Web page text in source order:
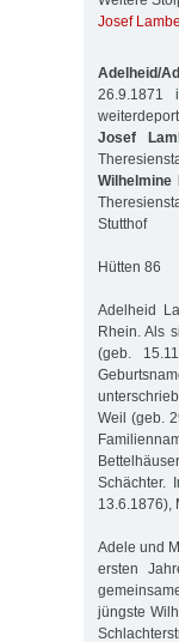
Josef
Adelheid/
26.9.1871
Josef
Wilhelmine
Stutthof
Hütten 86
Adelheid
Rhein. Als
(geb.
Weil (geb.
Schächter.
13.6.1876),
Adele und
ersten
jüngste